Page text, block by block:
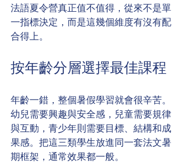
法語夏令營真正值不值得，從來不是單
一指標決定，而是這幾個維度有沒有配
合得上。
按年齡分層選擇最佳課程
年齡一錯，整個暑假學習就會很辛苦。
幼兒需要興趣與安全感，兒童需要規律
與互動，青少年則需要目標、結構和成
果感。把這三類學生放進同一套法文暑
期框架，通常效果都一般。